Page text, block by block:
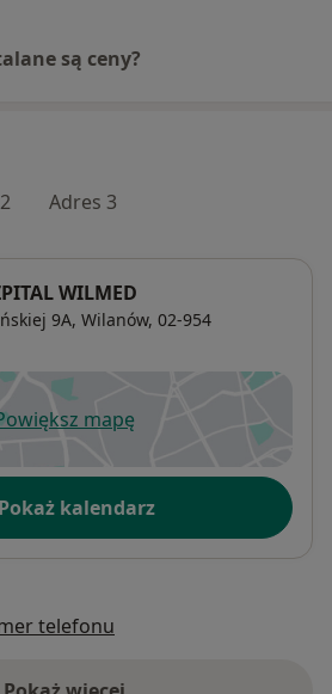
są ceny?
Adres 3
WILMED
9A, Wilanów, 02-954
mapę
otwiera się w nowej karcie
Pokaż kalendarz
telefonu